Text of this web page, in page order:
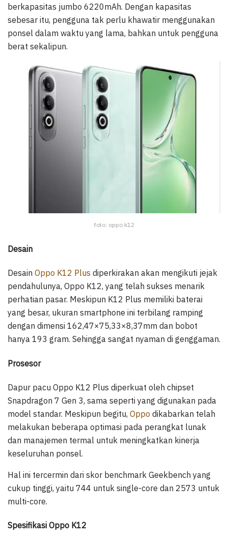
berkapasitas jumbo 6220mAh. Dengan kapasitas
sebesar itu, pengguna tak perlu khawatir menggunakan
ponsel dalam waktu yang lama, bahkan untuk pengguna
berat sekalipun.
foto: oppo k12
Desain
Desain Oppo K12 Plus diperkirakan akan mengikuti jejak
pendahulunya, Oppo K12, yang telah sukses menarik
perhatian pasar. Meskipun K12 Plus memiliki baterai
yang besar, ukuran smartphone ini terbilang ramping
dengan dimensi 162,47×75,33×8,37mm dan bobot
hanya 193 gram. Sehingga sangat nyaman di genggaman.
Prosesor
Dapur pacu Oppo K12 Plus diperkuat oleh chipset
Snapdragon 7 Gen 3, sama seperti yang digunakan pada
model standar. Meskipun begitu, Oppo dikabarkan telah
melakukan beberapa optimasi pada perangkat lunak
dan manajemen termal untuk meningkatkan kinerja
keseluruhan ponsel.
Hal ini tercermin dari skor benchmark Geekbench yang
cukup tinggi, yaitu 744 untuk single-core dan 2573 untuk
multi-core.
Spesifikasi Oppo K12